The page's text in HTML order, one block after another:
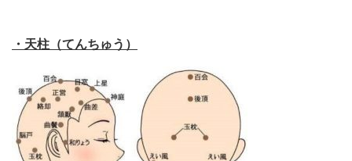
・天柱（てんちゅう）